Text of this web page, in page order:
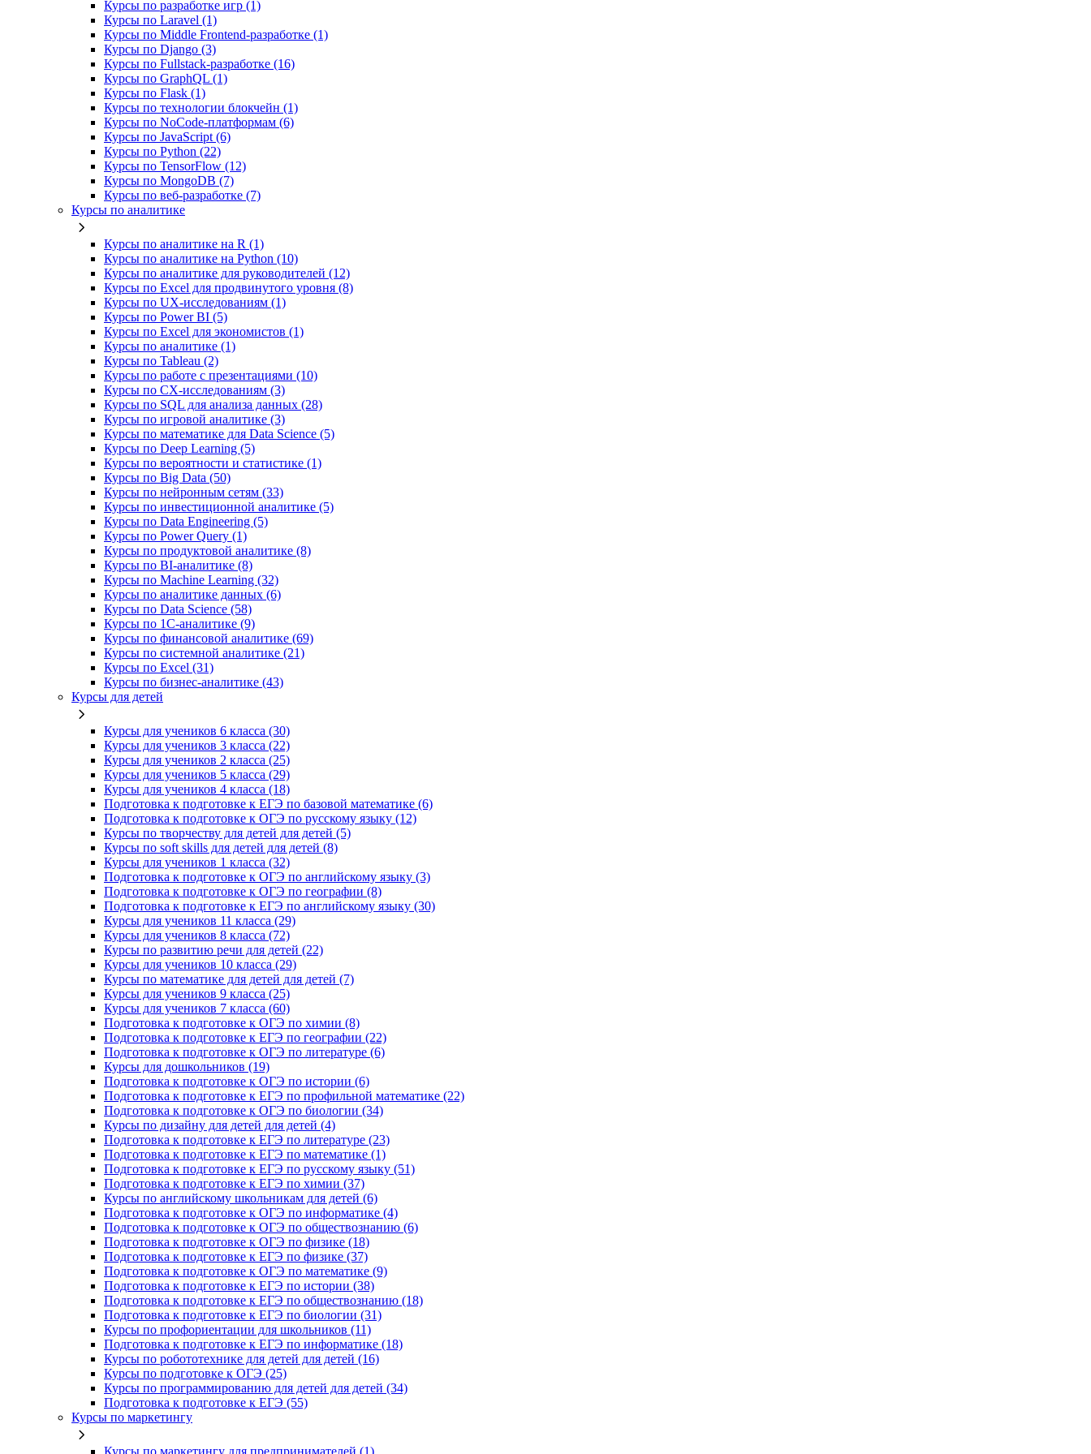
Курсы по разработке игр (1)
Курсы по Laravel (1)
Курсы по Middle Frontend-разработке (1)
Курсы по Django (3)
Курсы по Fullstack‑разработке (16)
Курсы по GraphQL (1)
Курсы по Flask (1)
Курсы по технологии блокчейн (1)
Курсы по NoCode‑платформам (6)
Курсы по JavaScript (6)
Курсы по Python (22)
Курсы по TensorFlow (12)
Курсы по MongoDB (7)
Курсы по веб‑разработке (7)
Курсы по аналитике
Курсы по аналитике на R (1)
Курсы по аналитике на Python (10)
Курсы по аналитике для руководителей (12)
Курсы по Excel для продвинутого уровня (8)
Курсы по UX‑исследованиям (1)
Курсы по Power BI (5)
Курсы по Excel для экономистов (1)
Курсы по аналитике (1)
Курсы по Tableau (2)
Курсы по работе с презентациями (10)
Курсы по CX-исследованиям (3)
Курсы по SQL для анализа данных (28)
Курсы по игровой аналитике (3)
Курсы по математике для Data Science (5)
Курсы по Deep Learning (5)
Курсы по вероятности и статистике (1)
Курсы по Big Data (50)
Курсы по нейронным сетям (33)
Курсы по инвестиционной аналитике (5)
Курсы по Data Engineering (5)
Курсы по Power Query (1)
Курсы по продуктовой аналитике (8)
Курсы по BI‑аналитике (8)
Курсы по Machine Learning (32)
Курсы по аналитике данных (6)
Курсы по Data Science (58)
Курсы по 1С‑аналитике (9)
Курсы по финансовой аналитике (69)
Курсы по системной аналитике (21)
Курсы по Excel (31)
Курсы по бизнес‑аналитике (43)
Курсы для детей
Курсы для учеников 6 класса (30)
Курсы для учеников 3 класса (22)
Курсы для учеников 2 класса (25)
Курсы для учеников 5 класса (29)
Курсы для учеников 4 класса (18)
Подготовка к подготовке к ЕГЭ по базовой математике (6)
Подготовка к подготовке к ОГЭ по русскому языку (12)
Курсы по творчеству для детей для детей (5)
Курсы по soft skills для детей для детей (8)
Курсы для учеников 1 класса (32)
Подготовка к подготовке к ОГЭ по английскому языку (3)
Подготовка к подготовке к ОГЭ по географии (8)
Подготовка к подготовке к ЕГЭ по английскому языку (30)
Курсы для учеников 11 класса (29)
Курсы для учеников 8 класса (72)
Курсы по развитию речи для детей (22)
Курсы для учеников 10 класса (29)
Курсы по математике для детей для детей (7)
Курсы для учеников 9 класса (25)
Курсы для учеников 7 класса (60)
Подготовка к подготовке к ОГЭ по химии (8)
Подготовка к подготовке к ЕГЭ по географии (22)
Подготовка к подготовке к ОГЭ по литературе (6)
Курсы для дошкольников (19)
Подготовка к подготовке к ОГЭ по истории (6)
Подготовка к подготовке к ЕГЭ по профильной математике (22)
Подготовка к подготовке к ОГЭ по биологии (34)
Курсы по дизайну для детей для детей (4)
Подготовка к подготовке к ЕГЭ по литературе (23)
Подготовка к подготовке к ЕГЭ по математике (1)
Подготовка к подготовке к ЕГЭ по русскому языку (51)
Подготовка к подготовке к ЕГЭ по химии (37)
Курсы по английскому школьникам для детей (6)
Подготовка к подготовке к ОГЭ по информатике (4)
Подготовка к подготовке к ОГЭ по обществознанию (6)
Подготовка к подготовке к ОГЭ по физике (18)
Подготовка к подготовке к ЕГЭ по физике (37)
Подготовка к подготовке к ОГЭ по математике (9)
Подготовка к подготовке к ЕГЭ по истории (38)
Подготовка к подготовке к ЕГЭ по обществознанию (18)
Подготовка к подготовке к ЕГЭ по биологии (31)
Курсы по профориентации для школьников (11)
Подготовка к подготовке к ЕГЭ по информатике (18)
Курсы по робототехнике для детей для детей (16)
Курсы по подготовке к ОГЭ (25)
Курсы по программированию для детей для детей (34)
Подготовка к подготовке к ЕГЭ (55)
Курсы по маркетингу